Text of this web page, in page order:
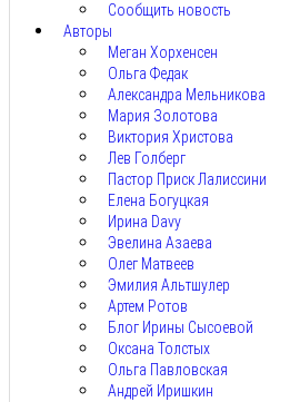
Сообщить новость
Авторы
Меган Хорхенсен
Ольга Федак
Александра Мельникова
Мария Золотова
Виктория Христова
Лев Голберг
Пастор Приск Лалиссини
Елена Богуцкая
Ирина Davy
Эвелина Азаева
Олег Матвеев
Эмилия Альтшулер
Артем Ротов
Блог Ирины Сысоевой
Оксана Толстых
Ольга Павловская
Андрей Иришкин